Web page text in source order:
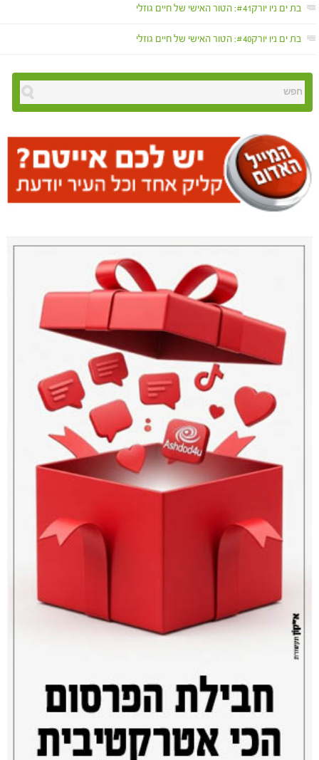
בת ים ניו יורק#41: הטור האישי של חיים גוזלי
בת ים ניו יורק#40: הטור האישי של חיים גוזלי